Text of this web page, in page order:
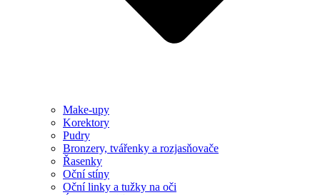
Make-upy
Korektory
Pudry
Bronzery, tvářenky a rozjasňovače
Řasenky
Oční stíny
Oční linky a tužky na oči